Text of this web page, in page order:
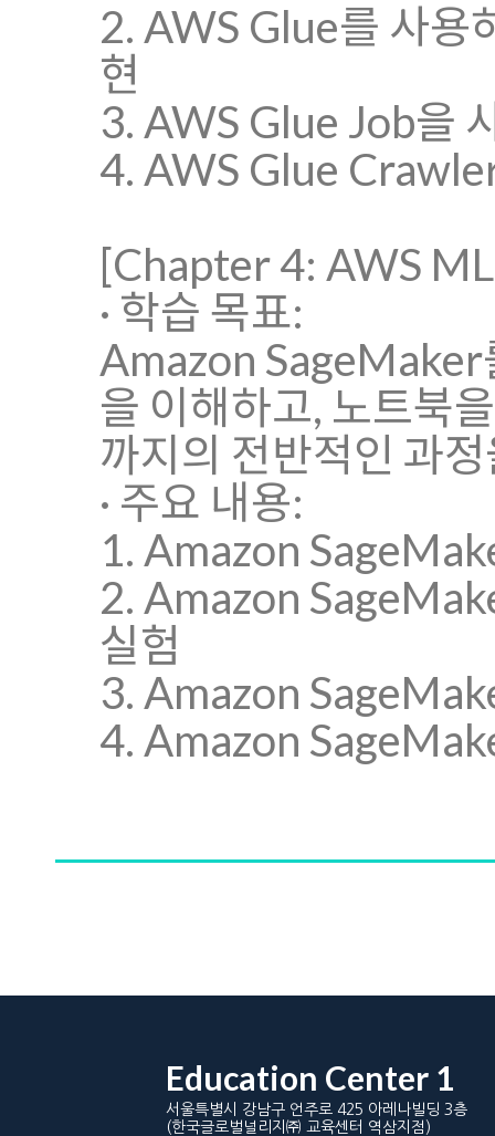
2. AWS Glue를 사용
현
3. AWS Glue Job을
4. AWS Glue
[Chapter 4: AWS
· 학습 목표:
Amazon SageMaker
을 이해하고, 노트북
까지의 전반적인 과
· 주요 내용:
1. Amazon
2. Amazon
실험
3. Amazon
4. Amazon
Education Center 1
서울특별시 강남구 언주로 425 아레나빌딩 3층
(한국글로벌널리지㈜ 교육센터 역삼지점)